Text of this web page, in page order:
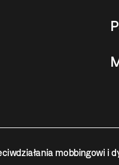
mobbingowi i